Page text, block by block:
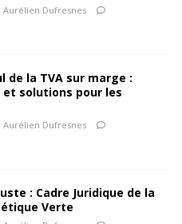
Aurélien Dufresnes
de la TVA sur marge :
et solutions pour les
Aurélien Dufresnes
: Cadre Juridique de la
Verte